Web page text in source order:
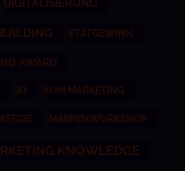
DIGITALISIERUNG
ETATGEWINN
AWARD
KI KI IM MARKETING
MARKENWORKSHOP
KNOWLEDGE